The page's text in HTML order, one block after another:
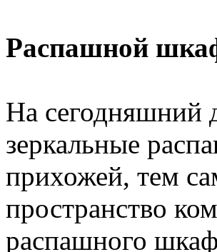
Распашной
На сегодняшний
зеркальные
прихожей, тем
пространство
распашного